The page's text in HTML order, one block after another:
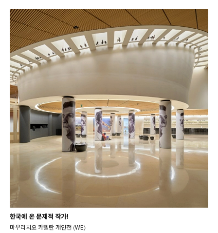
한국에 온 문제적 작가!
마우리치오 카텔란 개인전 〈WE〉